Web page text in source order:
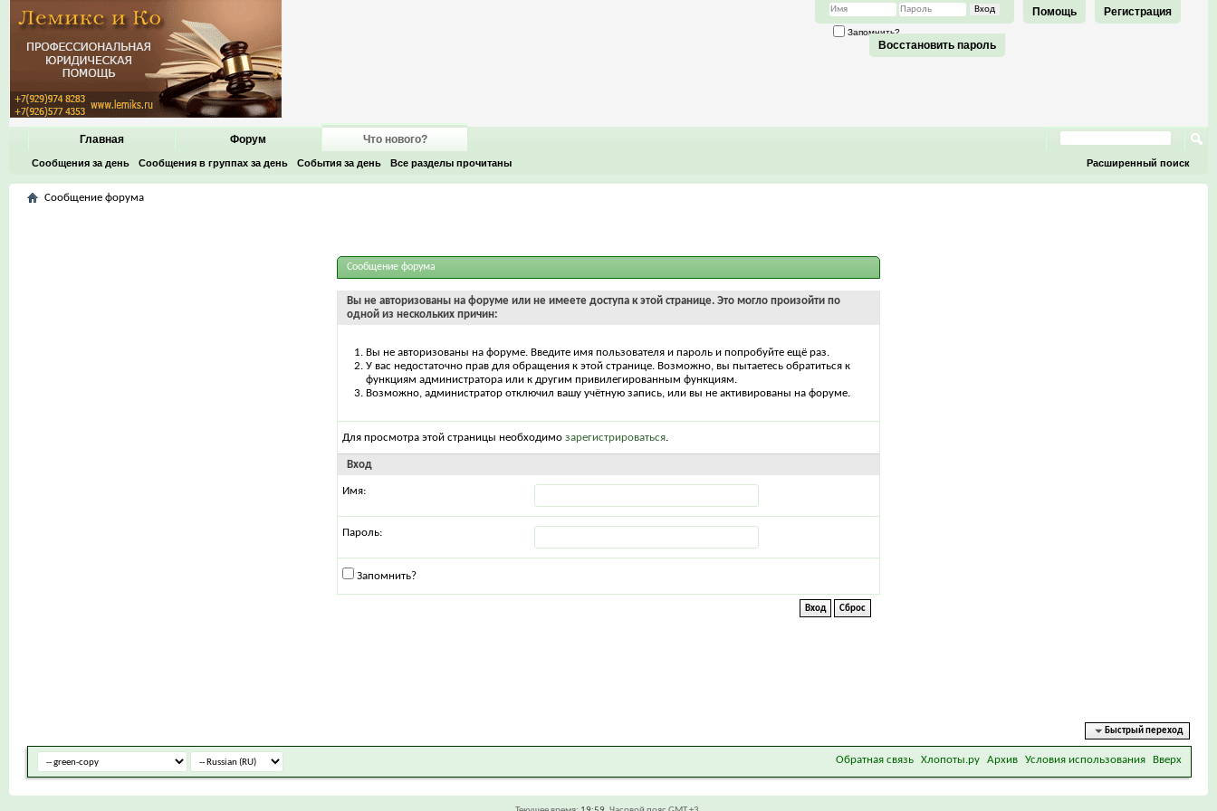
Регистрация
Помощь
Запомнить?
Восстановить пароль
Главная Форум Что нового?
Сообщения за день Сообщения в группах за день События за день Все разделы прочитаны Расширенный поиск
Сообщение форума
Сообщение форума
Вы не авторизованы на форуме или не имеете доступа к этой странице. Это могло произойти по
одной из нескольких причин:
Вы не авторизованы на форуме. Введите имя пользователя и пароль и попробуйте ещё раз.
У вас недостаточно прав для обращения к этой странице. Возможно, вы пытаетесь обратиться к
функциям администратора или к другим привилегированным функциям.
Возможно, администратор отключил вашу учётную запись, или вы не активированы на форуме.
Для просмотра этой страницы необходимо зарегистрироваться.
Вход
Имя:
Пароль:
Запомнить?
Быстрый переход
Обратная связь Хлопоты.ру Архив Условия использования Вверх